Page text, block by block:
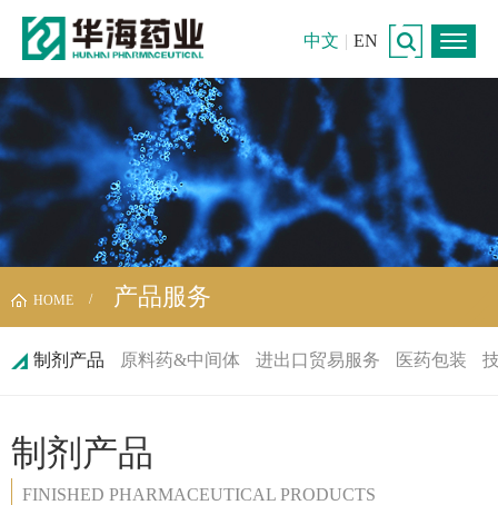
中文 | EN
HOME 产品服务
制剂产品 原料药&中间体 进出口贸易服务 医药包装
制剂产品
FINISHED PHARMACEUTICAL PRODUCTS